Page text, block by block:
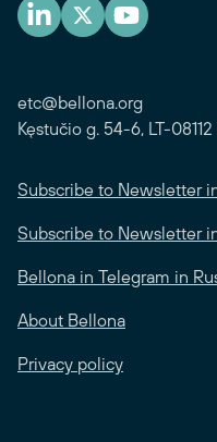
etc@bellona.org
Kęstučio g. 54-6, LT-
Subscribe to Newsletter
Subscribe to Newsletter
Bellona in Telegram in
About Bellona
Privacy policy